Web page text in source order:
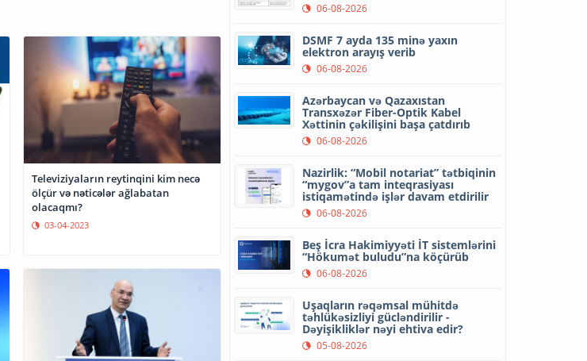
Televiziyaların reytinqini kim necə
ölçür və nəticələr ağlabatan
olacaqmı?
03-04-2023
06-08-2026
DSMF 7 ayda 135 minə yaxın
elektron arayış verib
06-08-2026
Azərbaycan və Qazaxıstan
Transxəzər Fiber-Optik Kabel
Xəttinin çəkilişini başa çatdırıb
06-08-2026
Nazirlik: “Mobil notariat” tətbiqinin
“mygov”a tam inteqrasiyası
istiqamətində işlər davam etdirilir
06-08-2026
Beş İcra Hakimiyyəti İT sistemlərini
“Hökumət buludu”na köçürüb
06-08-2026
Uşaqların rəqəmsal mühitdə
təhlükəsizliyi gücləndirilir -
Dəyişikliklər nəyi ehtiva edir?
05-08-2026